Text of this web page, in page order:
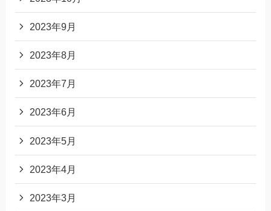
2023年9月
2023年8月
2023年7月
2023年6月
2023年5月
2023年4月
2023年3月